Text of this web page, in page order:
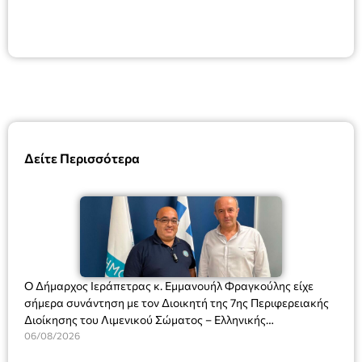
Δείτε Περισσότερα
Ο Δήμαρχος Ιεράπετρας κ. Εμμανουήλ Φραγκούλης είχε
σήμερα συνάντηση με τον Διοικητή της 7ης Περιφερειακής
Διοίκησης του Λιμενικού Σώματος – Ελληνικής
Ακτοφυλακής (Λ.Σ.-ΕΛ.ΑΚΤ.), Αρχιπλοίαρχο Λ.Σ. κ. Ιωάννη
06/08/2026